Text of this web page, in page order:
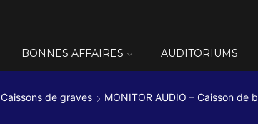
BONNES AFFAIRES AUDITORIUMS
Caissons de graves MONITOR AUDIO – Caisson de